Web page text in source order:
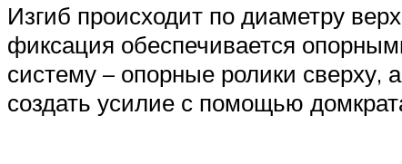
Изгиб происходит по диаметру
фиксация обеспечивается
систему – опорные ролики сверху,
создать усилие с помощью